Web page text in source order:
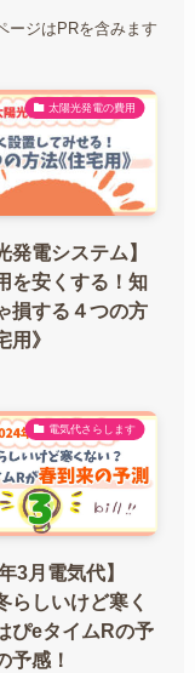
ージはPRを含みます
太陽光発電の費用
発電システム】
を安くする！知
損する４つの方
用》
電気代さらします
3月電気代】
らしいけど寒く
ぴeタイムRの予
予感！